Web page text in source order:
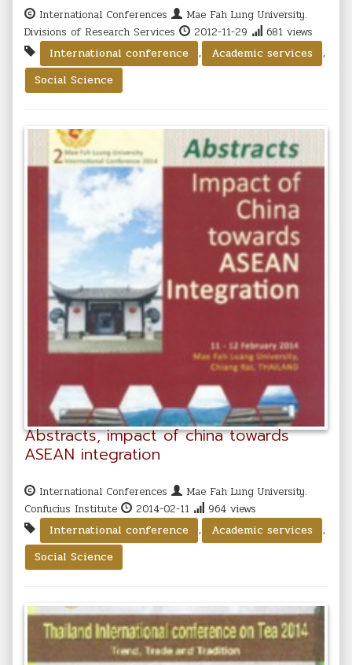
International Conferences
Mae Fah Lung University.
Divisions of Research Services
2012-11-29
681 views
International conference
, Academic services
,
Social Science
Abstracts, impact of china towards
ASEAN integration
International Conferences
Mae Fah Lung University.
Confucius Institute
2014-02-11
964 views
International conference
, Academic services
,
Social Science